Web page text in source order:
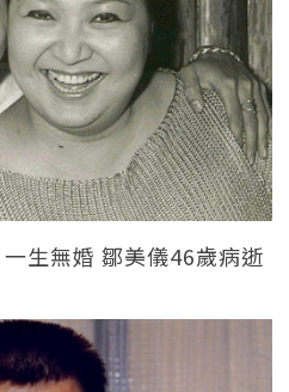
一生無婚 鄒美儀46歲病逝